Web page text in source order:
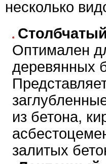
несколько
Оптимален
деревянных
из бетона,
залитых